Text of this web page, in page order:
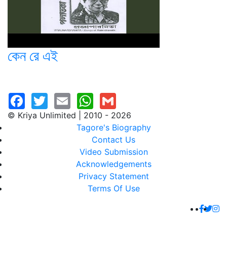
কেন রে এই
© Kriya Unlimited | 2010 - 2026
Tagore's Biography
Contact Us
Video Submission
Acknowledgements
Privacy Statement
Terms Of Use